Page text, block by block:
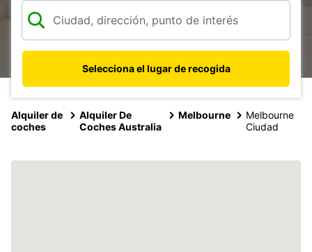
Selecciona el lugar de recogida
Alquiler de
coches
Alquiler De
Coches Australia
Melbourne
Melbourne
Ciudad